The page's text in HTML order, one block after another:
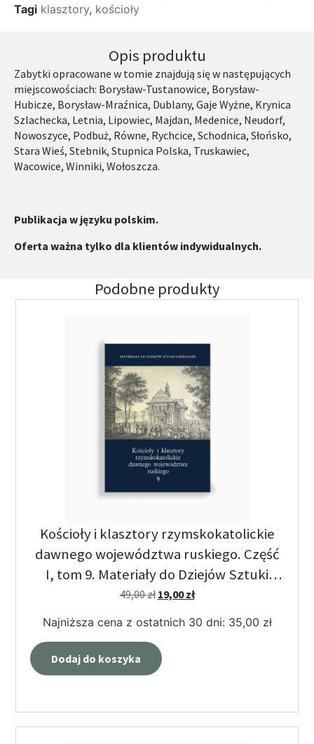
Tagi klasztory, kościoły
Opis produktu
Zabytki opracowane w tomie znajdują się w następujących
miejscowościach: Borysław-Tustanowice, Borysław-
Hubicze, Borysław-Mraźnica, Dublany, Gaje Wyżne, Krynica
Szlachecka, Letnia, Lipowiec, Majdan, Medenice, Neudorf,
Nowoszyce, Podbuż, Równe, Rychcice, Schodnica, Słońsko,
Stara Wieś, Stebnik, Stupnica Polska, Truskawiec,
Wacowice, Winniki, Wołoszcza.
Publikacja w języku polskim.
Oferta ważna tylko dla klientów indywidualnych.
Podobne produkty
Kościoły i klasztory rzymskokatolickie
dawnego województwa ruskiego. Część
I, tom 9. Materiały do Dziejów Sztuki
Sakralnej.
49,00zł 19,00zł
Najniższa cena z ostatnich 30 dni: 35,00 zł
Dodaj do koszyka